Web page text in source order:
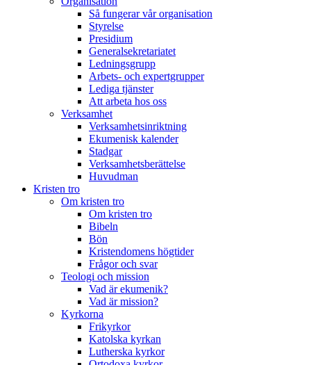
Så fungerar vår organisation
Styrelse
Presidium
Generalsekretariatet
Ledningsgrupp
Arbets- och expertgrupper
Lediga tjänster
Att arbeta hos oss
Verksamhet
Verksamhetsinriktning
Ekumenisk kalender
Stadgar
Verksamhetsberättelse
Huvudman
Kristen tro
Om kristen tro
Om kristen tro
Bibeln
Bön
Kristendomens högtider
Frågor och svar
Teologi och mission
Vad är ekumenik?
Vad är mission?
Kyrkorna
Frikyrkor
Katolska kyrkan
Lutherska kyrkor